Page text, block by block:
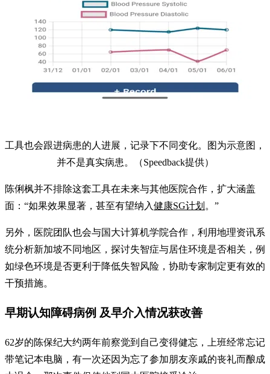
工具也会跟进病患的人进展，记录下不同变化。图为示意图，
并不是真实病患。（Speedback提供）
陈俐枫并不排除这套工具在未来与其他医院合作，扩大涵盖
面：“如果效果显著，甚至有望纳入健康SG计划 。”
另外，医院团队也会与国大计算机学院合作，利用地理资讯系
统分析新加坡不同地区，探讨失智症与居住环境是否相关，例
如绿色环境是否更利于降低失智风险，协助专家制定更有效的
干预措施。
早期认知障碍病例 及早介入情况获改善
62岁的陈保纪大约两年前察觉到自己变得健忘，上班经常忘记
带笔记本电脑，有一次还因为忘了参加朋友亲戚的丧礼而酿成